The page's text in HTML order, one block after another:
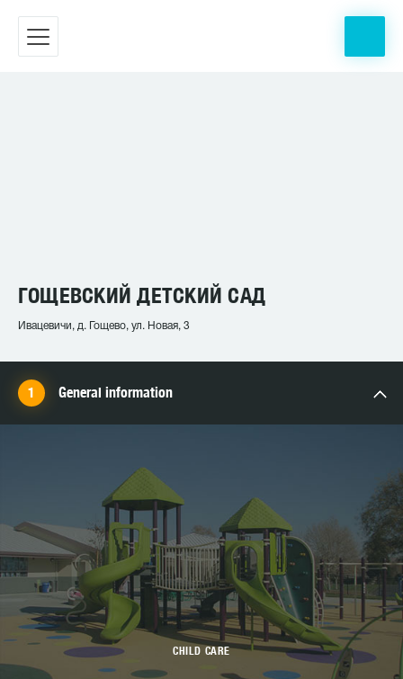
ГОЩЕВСКИЙ ДЕТСКИЙ САД
Ивацевичи, д. Гощево, ул. Новая, 3
General information
CHILD CARE